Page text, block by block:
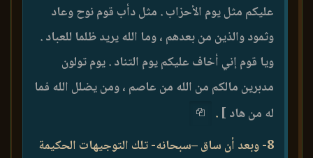
عليكم مثل يوم الأحزاب . مثل دأب قوم نوح وعاد
وثمود والذين من بعدهم ، وما الله يريد ظلما للعباد .
ويا قوم إني أخاف عليكم يوم التناد . يوم تولون
مدبرين مالكم من الله من عاصم ، ومن يضلل الله فما
له من هاد ] .
8- وبعد أن ساق –سبحانه- تلك التوجيهات الحكيمة